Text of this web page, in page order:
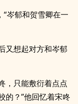
“岑郁和贺雪卿在一
又想起对方和岑郁
，只能敷衍着点点
的？”他回忆着宋咚